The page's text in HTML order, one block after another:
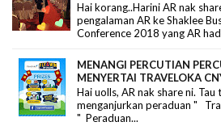
Hai korang..Harini AR nak
pengalaman AR ke Shaklee
Conference 2018 yang AR
MENANGI PERCUTIAN
MENYERTAI TRAVELOKA
Hai uolls, AR nak share ni.
menganjurkan peraduan "
" Peraduan...